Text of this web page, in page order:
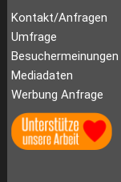
Kontakt/Anfragen
Umfrage
Besuchermeinungen
Mediadaten
Werbung Anfrage